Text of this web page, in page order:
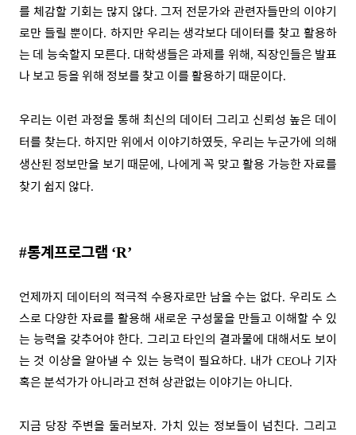
를 체감할 기회는 많지 않다.그저 전문가와 관련자들만의 이야기
로만 들릴 뿐이다. 하지만 우리는 생각보다 데이터를 찾고 활용하
는 데 능숙할지 모른다. 대학생들은 과제를 위해, 직장인들은 발표
나 보고 등을 위해 정보를 찾고 이를 활용하기 때문이다.
우리는 이런 과정을 통해 최신의 데이터 그리고 신뢰성 높은 데이
터를 찾는다.하지만 위에서 이야기하였듯, 우리는 누군가에 의해
생산된 정보만을 보기 때문에, 나에게 꼭 맞고 활용 가능한 자료를
찾기 쉽지 않다.
#통계프로그램 ‘R’
언제까지 데이터의 적극적 수용자로만 남을 수는 없다.우리도 스
스로 다양한 자료를 활용해 새로운 구성물을 만들고 이해할 수 있
는 능력을 갖추어야 한다. 그리고 타인의 결과물에 대해서도 보이
는 것 이상을 알아낼 수 있는 능력이 필요하다. 내가 CEO나 기자
혹은 분석가가 아니라고 전혀 상관없는 이야기는 아니다.
지금 당장 주변을 둘러보자. 가치 있는 정보들이 넘친다. 그리고